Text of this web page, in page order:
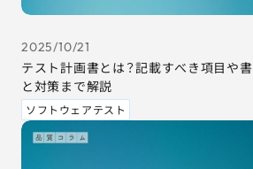
2025/10/21
テスト計画書とは？記載すべき項目や
と対策まで解説
ソフトウェアテスト